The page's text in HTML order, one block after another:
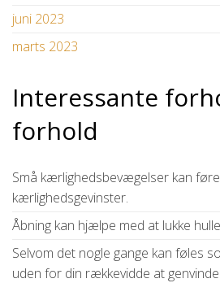
juni 2023
marts 2023
Interessante
forhold
Små kærlighedsbevægelser kan
kærlighedsgevinster.
Åbning kan hjælpe med at lukke
Selvom det nogle gange kan føles
uden for din rækkevidde at